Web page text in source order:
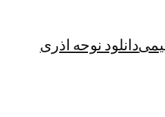
دانلود نوحه اذری